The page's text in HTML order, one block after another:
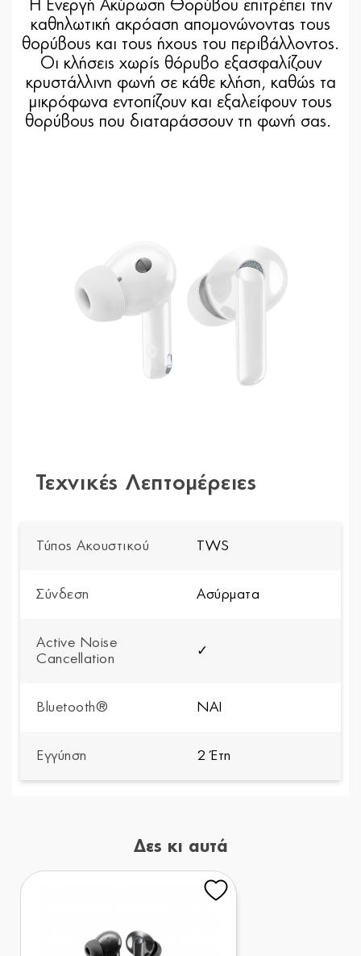
Η Ενεργή Ακύρωση Θορύβου επιτρέπει την
καθηλωτική ακρόαση απομονώνοντας τους
θορύβους και τους ήχους του περιβάλλοντος.
Οι κλήσεις χωρίς θόρυβο εξασφαλίζουν
κρυστάλλινη φωνή σε κάθε κλήση, καθώς τα
μικρόφωνα εντοπίζουν και εξαλείφουν τους
θορύβους που διαταράσσουν τη φωνή σας.
Τεχνικές Λεπτομέρειες
Τύπος Ακουστικού TWS
Σύνδεση Ασύρματα
Active Noise
Cancellation
✓
Bluetooth® NAI
Εγγύηση 2 Έτη
Δες κι αυτά